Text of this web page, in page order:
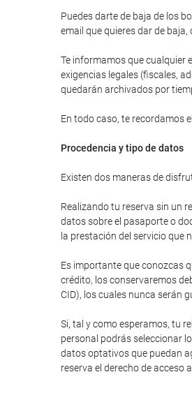
Puedes darte de baja de los
email que quieres dar de
Te informamos que cualquier
exigencias legales (fiscales,
quedarán archivados por
En todo caso, te recordamos
Procedencia y tipo de datos
Existen dos maneras de
Realizando tu reserva sin un
datos sobre el pasaporte o
la prestación del servicio que
Es importante que conozcas
crédito, los conservaremos
CID), los cuales nunca serán
Si, tal y como esperamos, tu
personal podrás seleccionar
datos optativos que puedan
reserva el derecho de acceso